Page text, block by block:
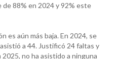
88% en 2024 y 92% este
es aún más baja. En 2024, se
a 44. Justificó 24 faltas y
no ha asistido a ninguna